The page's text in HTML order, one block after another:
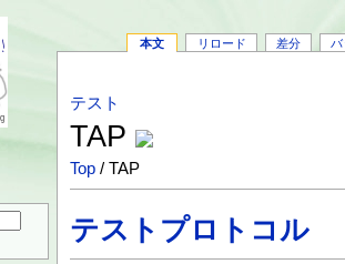
本文 リロード 差分 バ
テスト
TAP
Top / TAP
テストプロトコル